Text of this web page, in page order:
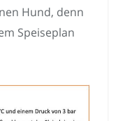
Hund, denn
Speiseplan